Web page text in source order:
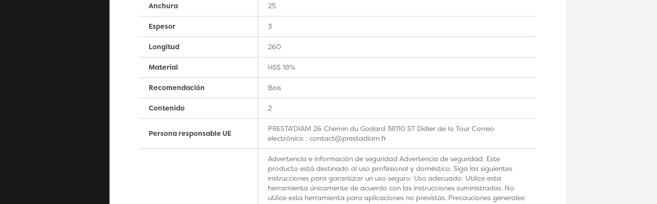
Anchura 25
Espesor 3
Longitud 260
Material HSS 18%
Recomendación Bois
Contenido 2
Persona responsable UE
PRESTA'DIAM 26 Chemin du Godard 38110 ST Didier de la Tour Correo
electrónico : contact@prestadiam.fr
Advertencia e información de seguridad Advertencia de seguridad: Este
producto está destinado al uso profesional y doméstico. Siga las siguientes
instrucciones para garantizar un uso seguro: Uso adecuado: Utilice esta
herramienta únicamente de acuerdo con las instrucciones suministradas. No
utilice esta herramienta para aplicaciones no previstas. Precauciones generales: